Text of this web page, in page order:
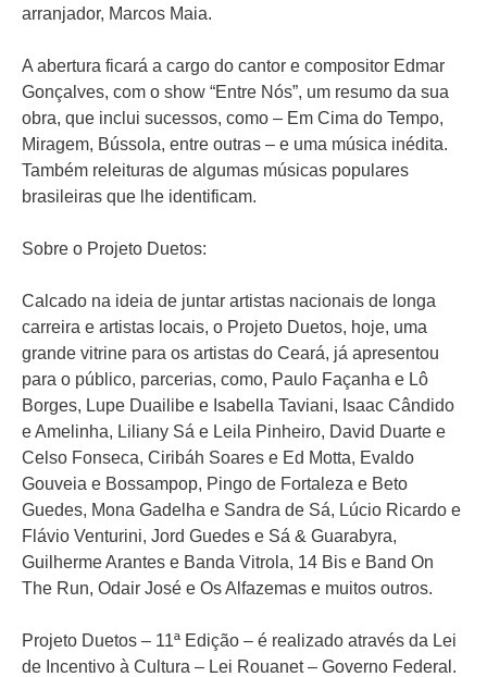
arranjador, Marcos Maia.
A abertura ficará a cargo do cantor e compositor Edmar
Gonçalves, com o show “Entre Nós”, um resumo da sua
obra, que inclui sucessos, como – Em Cima do Tempo,
Miragem, Bússola, entre outras – e uma música inédita.
Também releituras de algumas músicas populares
brasileiras que lhe identificam.
Sobre o Projeto Duetos:
Calcado na ideia de juntar artistas nacionais de longa
carreira e artistas locais, o Projeto Duetos, hoje, uma
grande vitrine para os artistas do Ceará, já apresentou
para o público, parcerias, como, Paulo Façanha e Lô
Borges, Lupe Duailibe e Isabella Taviani, Isaac Cândido
e Amelinha, Liliany Sá e Leila Pinheiro, David Duarte e
Celso Fonseca, Ciribáh Soares e Ed Motta, Evaldo
Gouveia e Bossampop, Pingo de Fortaleza e Beto
Guedes, Mona Gadelha e Sandra de Sá, Lúcio Ricardo e
Flávio Venturini, Jord Guedes e Sá & Guarabyra,
Guilherme Arantes e Banda Vitrola, 14 Bis e Band On
The Run, Odair José e Os Alfazemas e muitos outros.
Projeto Duetos – 11ª Edição – é realizado através da Lei
de Incentivo à Cultura – Lei Rouanet – Governo Federal.